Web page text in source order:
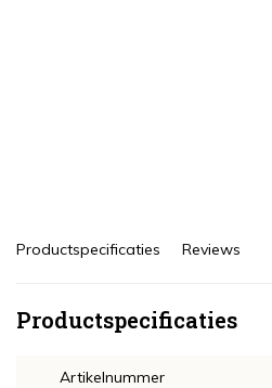
Productspecificaties Reviews
Productspecificaties
Artikelnummer